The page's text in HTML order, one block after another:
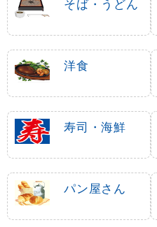
のぼり旗 背脂ラーメン
(SNB-3747)
1,490
1,639円